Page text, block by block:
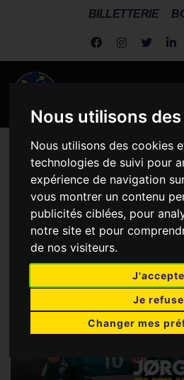
Nous utilisons
Nous utilisons des cookies
technologies de suivi pour
expérience de navigation
vous montrer un contenu
publicités ciblées, pour
notre site et pour
de nos visiteurs.
J'accepte
Je refuse
Changer mes
BILLETTERIE
Metz Handball > Actus Dragonnes >
Jørgensen, future messine !
KRISTINA
FUTURE